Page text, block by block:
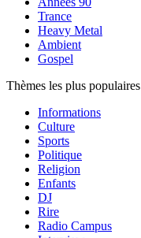
Trance
Heavy Metal
Ambient
Gospel
Thèmes les plus populaires
Informations
Culture
Sports
Politique
Religion
Enfants
DJ
Rire
Radio Campus